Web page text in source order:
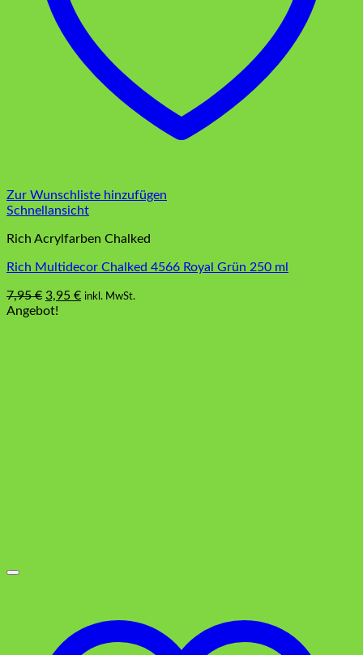
Zur Wunschliste hinzufügen
Schnellansicht
Rich Acrylfarben Chalked
Rich Multidecor Chalked 4566 Royal Grün 250 ml
7,95€ Ursprünglicher
Preis
3,95 €Aktueller
inkl. MwSt.
Angebot!